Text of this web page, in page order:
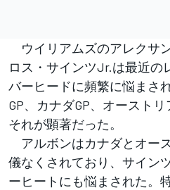
ウイリアムズのアレクサ
ロス・サインツJr.は最近の
バーヒードに頻繁に悩まさ
GP、カナダGP、オースト
それが顕著だった。
アルボンはカナダとオー
儀なくされており、サイン
ーヒートにも悩まされた。